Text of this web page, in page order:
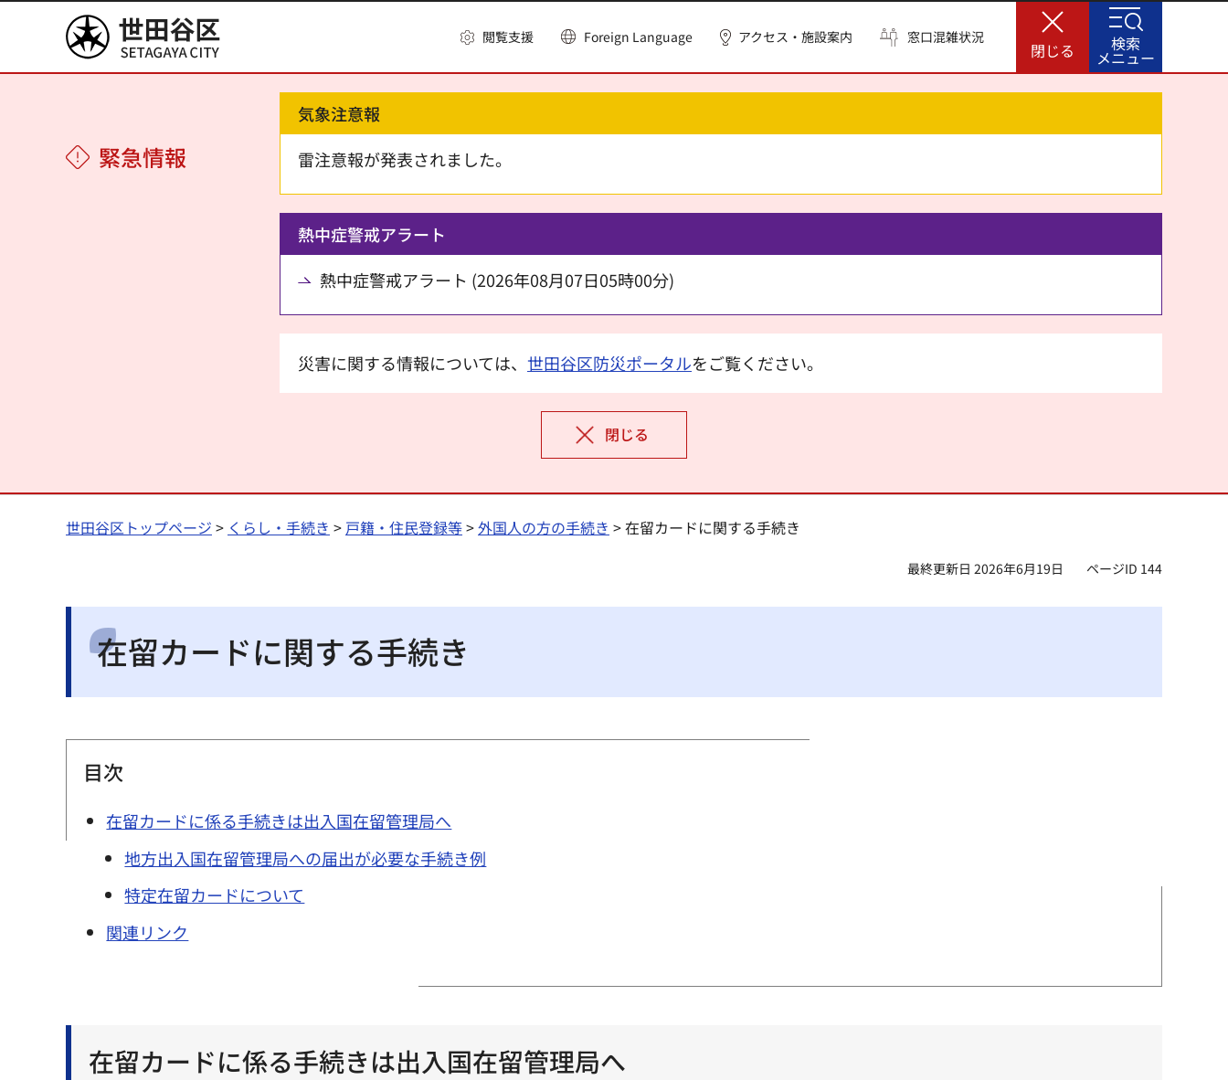
世田谷区 閲覧支援 Foreign Language アクセス・施設案内 窓口混雑状況
閉じる
緊急情報
気象注意報
雷注意報が発表されました。
熱中症警戒アラート
熱中症警戒アラート (2026年08月07日05時00分)
災害に関する情報については、 世田谷区防災ポータルをご覧ください。
閉じる
検索
メニュー
世田谷区トップページ > くらし・手続き > 戸籍・住民登録等>外国人の方の手続き > 在留カードに関する手続き
最終更新日 2026年6月19日 ページID 144
在留カードに関する手続き
目次
在留カードに係る手続きは出入国在留管理局へ
地方出入国在留管理局への届出が必要な手続き例
特定在留カードについて
関連リンク
在留カードに係る手続きは出入国在留管理局へ